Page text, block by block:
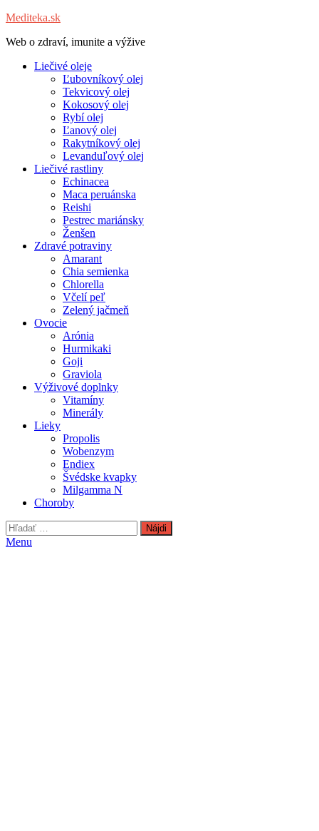
Mediteka.sk
Web o zdraví, imunite a výžive
Liečivé oleje
Ľubovníkový olej
Tekvicový olej
Kokosový olej
Rybí olej
Ľanový olej
Rakytníkový olej
Levanduľový olej
Liečivé rastliny
Echinacea
Maca peruánska
Reishi
Pestrec mariánsky
Ženšen
Zdravé potraviny
Amarant
Chia semienka
Chlorella
Včelí peľ
Zelený jačmeň
Ovocie
Arónia
Hurmikaki
Goji
Graviola
Výživové doplnky
Vitamíny
Minerály
Lieky
Propolis
Wobenzym
Endiex
Švédske kvapky
Milgamma N
Choroby
Hľadať:
Menu